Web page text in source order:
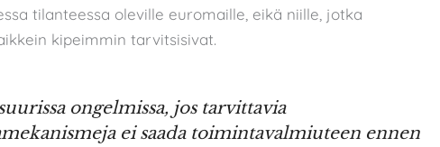
tilanteessa oleville euromaille, eikä niille, jotka
kipeimmin tarvitsisivat.
ongelmissa, jos tarvittavia
ei saada toimintavalmiuteen ennen